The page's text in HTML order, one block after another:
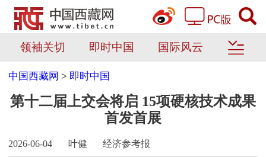
领袖关切 即时中国 国际风云
中国西藏网 > 即时中国
第十二届上交会将启 15项硬核技术成果
首发首展
2026-06-04 叶健 经济参考报